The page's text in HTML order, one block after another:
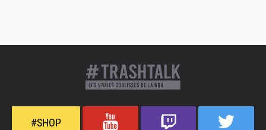
#SHOP